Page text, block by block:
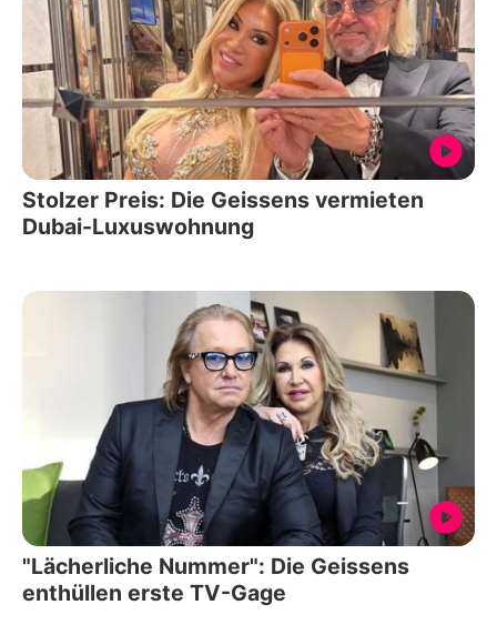
Stolzer Preis: Die Geissens vermieten
Dubai-Luxuswohnung
"Lächerliche Nummer": Die Geissens
enthüllen erste TV-Gage